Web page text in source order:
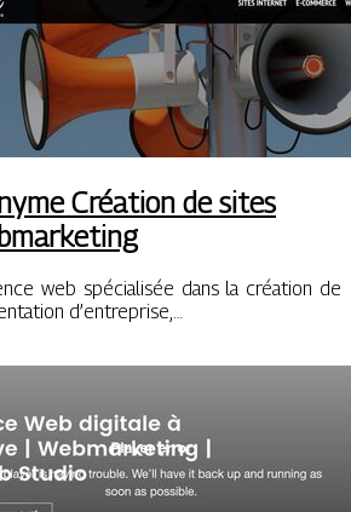
Création de sites
web spécialisée dans la création de
d’entreprise,…